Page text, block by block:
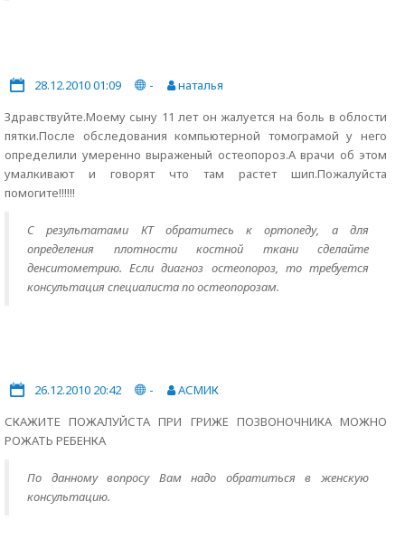
28.12.2010 01:09 -
наталья
Здравствуйте.Моему сыну 11 лет он жалуется на боль в облости
пятки.После обследования компьютерной томограмой у него
определили умеренно выраженый остеопороз.А врачи об этом
умалкивают и говорят что там растет шип.Пожалуйста
помогите!!!!!!
С результатами КТ обратитесь к ортопеду, а для
определения плотности костной ткани сделайте
денситометрию. Если диагноз остеопороз, то требуется
консультация специалиста по остеопорозам.
26.12.2010 20:42 -
АСМИК
СКАЖИТЕ ПОЖАЛУЙСТА ПРИ ГРИЖЕ ПОЗВОНОЧНИКА МОЖНО
РОЖАТЬ РЕБЕНКА
По данному вопросу Вам надо обратиться в женскую
консультацию.